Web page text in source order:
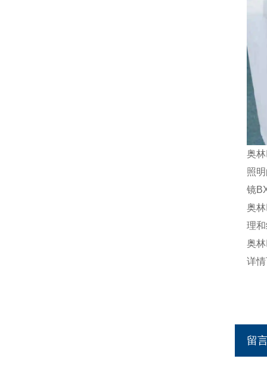
奥
照
镜
奥
理
奥
详
留